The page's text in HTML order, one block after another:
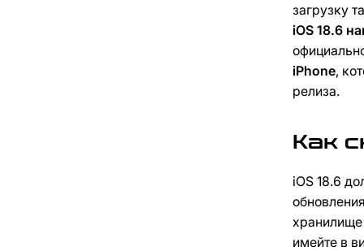
загрузку
iOS 18.6
iPhone,
релиза.
Как
iOS 18.6
имейте в